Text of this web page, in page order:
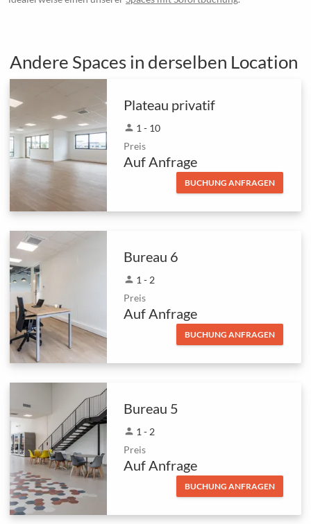
Andere Spaces in derselben Location
Plateau privatif
person 1 - 10
Preis
Auf Anfrage
BUCHUNG ANFRAGEN
Bureau 6
person 1 - 2
Preis
Auf Anfrage
BUCHUNG ANFRAGEN
Bureau 5
person 1 - 2
Preis
Auf Anfrage
BUCHUNG ANFRAGEN